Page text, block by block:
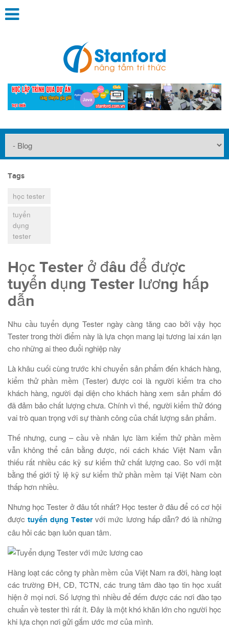
Tags
học tester
tuyển
dụng
tester
Học Tester ở đâu để được
tuyển dụng Tester lương hấp
dẫn
Nhu cầu tuyển dụng Tester ngày càng tăng cao bởi vậy học
Tester trong thời điểm này là lựa chọn mang lại tương lai xán lạn
cho những ai theo đuổi nghiệp này
Là khâu cuối cùng trước khi chuyển sản phẩm đến khách hàng,
kiểm thử phần mềm (Tester) được coi là người kiểm tra cho
khách hàng, người đại diện cho khách hàng xem sản phẩm đó
đã đảm bảo chất lượng chưa. Chính vì thế, người kiểm thử đóng
vai trò quan trọng với sự thành công của chất lượng sản phẩm.
Thế nhưng, cung – cầu về nhân lực làm kiểm thử phần mềm
vẫn không thể cân bằng được, nói cách khác Việt Nam vẫn
thiếu rất nhiều các kỹ sư kiểm thử chất lượng cao. So với mặt
bằng thế giới tỷ lệ kỹ sư kiểm thử phần mềm tại Việt Nam còn
thấp hơn nhiều.
Nhưng học Tester ở đâu tốt nhất? Học tester ở đâu để có cơ hội
đượctuyển dụng Tester với mức lương hấp dẫn? đó là những
câu hỏi các bạn luôn quan tâm.
Hàng loạt các công ty phần mềm của Việt Nam ra đời, hàng loạt
các trường ĐH, CĐ, TCTN, các trung tâm đào tạo tin học xuất
hiện ở mọi nơi. Số lượng thì nhiều để đếm được các nơi đào tạo
chuẩn về tester thì rất ít. Đây là một khó khăn lớn cho người học
khi lựa chọn nơi gửi gắm ước mơ của mình.